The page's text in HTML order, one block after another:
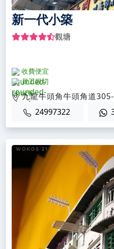
新一代小築
觀塘
收費便宜
員工親切
九龍牛頭角牛頭角道
24997322